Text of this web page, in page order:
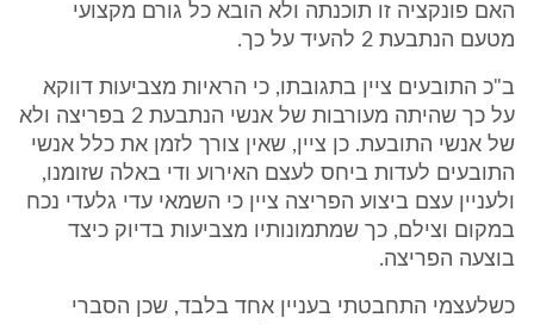
האם פונקציה זו תוכנתה ולא הובא כל גורם מקצועי
מטעם הנתבעת 2 להעיד על כך.
ב"כ התובעים ציין בתגובתו, כי הראיות מצביעות דווקא
על כך שהיתה מעורבות של אנשי הנתבעת 2 בפריצה ולא
של אנשי התובעת. כן ציין, שאין צורך לזמן את כלל אנשי
התובעים לעדות ביחס לעצם האירוע ודי באלה שזומנו,
ולעניין עצם ביצוע הפריצה ציין כי השמאי עדי גלעדי נכח
במקום וצילם, כך שמתמונותיו מצביעות בדיוק כיצד
בוצעה הפריצה.
כשלעצמי התחבטתי בעניין אחד בלבד, שכן הסברי